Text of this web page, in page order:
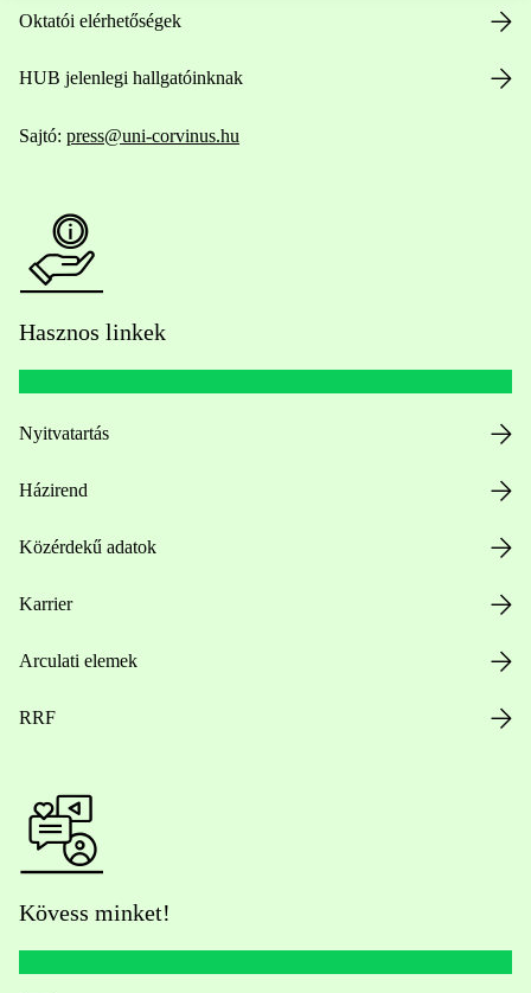
Oktatói elérhetőségek
HUB jelenlegi hallgatóinknak
Sajtó: press@uni-corvinus.hu
Hasznos linkek
Nyitvatartás
Házirend
Közérdekű adatok
Karrier
Arculati elemek
RRF
Kövess minket!